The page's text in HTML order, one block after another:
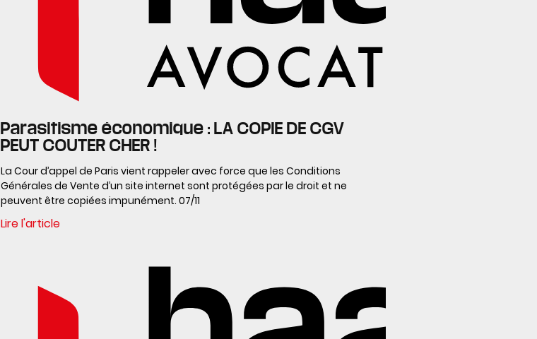
Parasitisme économique : LA COPIE DE CGV
PEUT COUTER CHER !
La Cour d’appel de Paris vient rappeler avec force que les Conditions
Générales de Vente d’un site internet sont protégées par le droit et ne
peuvent être copiées impunément. 07/11
Lire l'article